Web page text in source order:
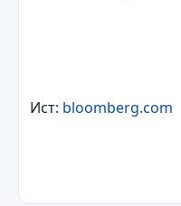
Ист: bloomberg.com